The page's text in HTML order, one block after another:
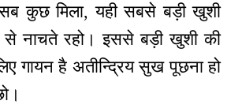
सब कुछ मिला, यही सबसे बड़ी खुशी
नाचते रहो। इससे बड़ी खुशी की
गायन है अतीन्द्रिय सुख पूछना हो